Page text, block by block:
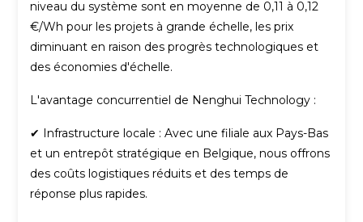
niveau du système sont en moyenne de 0,11 à 0,12
€/Wh pour les projets à grande échelle, les prix
diminuant en raison des progrès technologiques et
des économies d'échelle.
L'avantage concurrentiel de Nenghui Technology :
✔ Infrastructure locale : Avec une filiale aux Pays-Bas
et un entrepôt stratégique en Belgique, nous offrons
des coûts logistiques réduits et des temps de
réponse plus rapides.